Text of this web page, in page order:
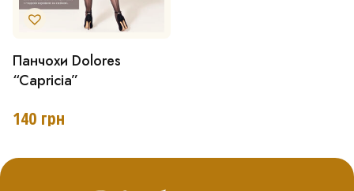
товару
Панчохи Dolores
“Capricia”
140 грн
Цей
товар
має
варіантів.